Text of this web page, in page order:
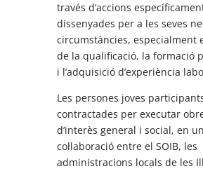
través d’accions
dissenyades per a les seves
circumstàncies, especialment
de la qualificació, la formació
i l’adquisició d’experiència
Les persones joves
contractades per executar
d’interès general i social, en
col·laboració entre el SOIB, les
administracions locals de les